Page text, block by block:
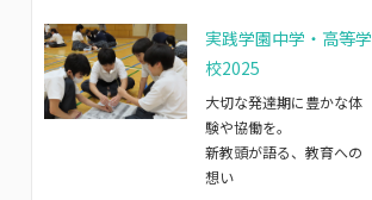
実践学園中学・高等学
校2025
大切な発達期に豊かな体
験や協働を。
新教頭が語る、教育への
想い